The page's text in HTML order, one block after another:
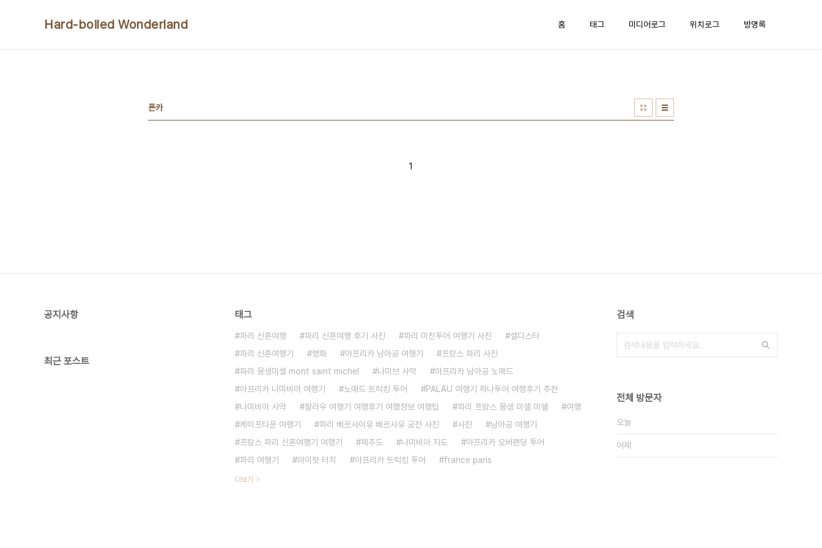
Hard-boiled Wonderland 홈 태그 미디어로그 위치로그 방명록
폰카
1
공지사항
최근 포스트
태그
파리 신혼여행 파리 신혼여행 후기 사진 파리 미친투어 여행기 사진
셀디스타
파리 신혼여행기
영화 아프리카 남아공 여행기
프랑스 파리 사진
파리 몽생미셸 mont saint michel
나미브 사막
아프리카 남아공 노매드
아프리카 나미비아 여행기
노매드 트럭킹 투어
PALAU 여행기 하나투어 여행후기 추천
나미비아 사막
팔라우 여행기 여행후기 여행정보 여행팁 파리 프랑스 몽생 미셸 미쉘
여행
케이프타운 여행기
파리 베르사이유 베르사유 궁전 사진 사진
남아공 여행기
프랑스 파리 신혼여행기 여행기
제주도 나미비아 지도
아프리카 오버랜딩 투어
파리 여행기
아이팟 터치 아프리카 트럭킹 투어 france paris
더보기
검색
전체 방문자
오늘
어제